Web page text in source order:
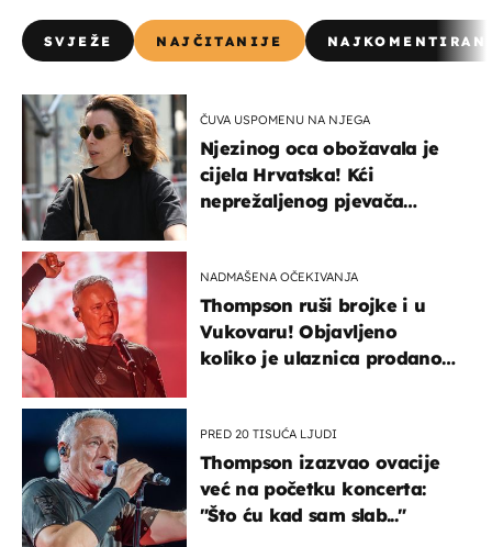
SVJEŽE NAJČITANIJE
ČUVA USPOMENU NA NJEGA
Njezinog oca obožavala je
cijela Hrvatska! Kći
neprežaljenog pjevača
NADMAŠENA OČEKIVANJA
Thompson ruši brojke i u
Vukovaru! Objavljeno
koliko je ulaznica prodano
PRED 20 TISUĆA LJUDI
Thompson izazvao ovacije
već na početku koncerta:
"Što ću kad sam slab..."